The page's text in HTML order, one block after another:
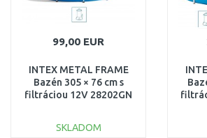
99,00 EUR
INTEX METAL FRAME
Bazén 305 × 76 cm s
filtráciou 12V 28202GN
SKLADOM